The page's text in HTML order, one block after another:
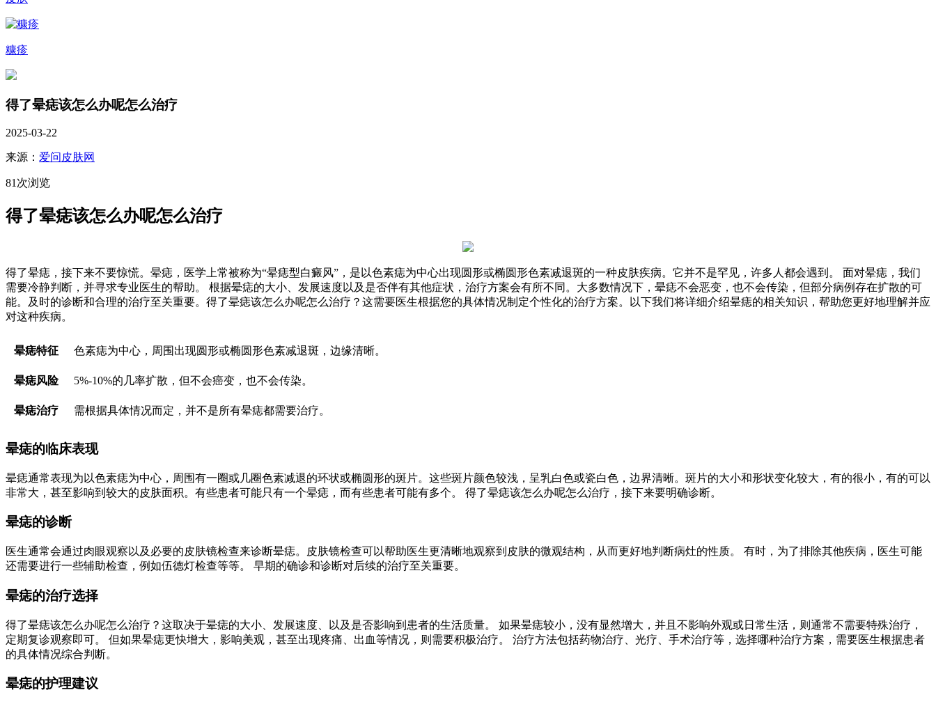
糠疹
得了晕痣该怎么办呢怎么治疗
2025-03-22
来源： 爱问皮肤网
81次浏览
得了晕痣该怎么办呢怎么治疗
得了晕痣，接下来不要惊慌。晕痣，医学上常被称为“晕痣型白癜风”，是以色素痣为中心出现圆形或椭圆形色素减退斑的一种皮肤疾病。它并不是罕见，许多人都会遇到。 面对晕痣，我们
需要冷静判断，并寻求专业医生的帮助。 根据晕痣的大小、发展速度以及是否伴有其他症状，治疗方案会有所不同。大多数情况下，晕痣不会恶变，也不会传染，但部分病例存在扩散的可
能。及时的诊断和合理的治疗至关重要。得了晕痣该怎么办呢怎么治疗？这需要医生根据您的具体情况制定个性化的治疗方案。以下我们将详细介绍晕痣的相关知识，帮助您更好地理解并应
对这种疾病。
晕痣特征 色素痣为中心，周围出现圆形或椭圆形色素减退斑，边缘清晰。
晕痣风险 5%-10%的几率扩散，但不会癌变，也不会传染。
晕痣治疗 需根据具体情况而定，并不是所有晕痣都需要治疗。
晕痣的临床表现
晕痣通常表现为以色素痣为中心，周围有一圈或几圈色素减退的环状或椭圆形的斑片。这些斑片颜色较浅，呈乳白色或瓷白色，边界清晰。斑片的大小和形状变化较大，有的很小，有的可以
非常大，甚至影响到较大的皮肤面积。有些患者可能只有一个晕痣，而有些患者可能有多个。 得了晕痣该怎么办呢怎么治疗，接下来要明确诊断。
晕痣的诊断
医生通常会通过肉眼观察以及必要的皮肤镜检查来诊断晕痣。皮肤镜检查可以帮助医生更清晰地观察到皮肤的微观结构，从而更好地判断病灶的性质。 有时，为了排除其他疾病，医生可能
还需要进行一些辅助检查，例如伍德灯检查等等。 早期的确诊和诊断对后续的治疗至关重要。
晕痣的治疗选择
得了晕痣该怎么办呢怎么治疗？这取决于晕痣的大小、发展速度、以及是否影响到患者的生活质量。 如果晕痣较小，没有显然增大，并且不影响外观或日常生活，则通常不需要特殊治疗，
定期复诊观察即可。 但如果晕痣更快增大，影响美观，甚至出现疼痛、出血等情况，则需要积极治疗。 治疗方法包括药物治疗、光疗、手术治疗等，选择哪种治疗方案，需要医生根据患者
的具体情况综合判断。
晕痣的护理建议